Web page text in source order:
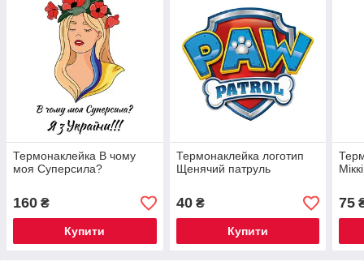
Термонаклейка В чому
моя Суперсила?
160 ₴
Купити
Термонаклейка логотип
Щенячий патруль
40₴
Купити
75